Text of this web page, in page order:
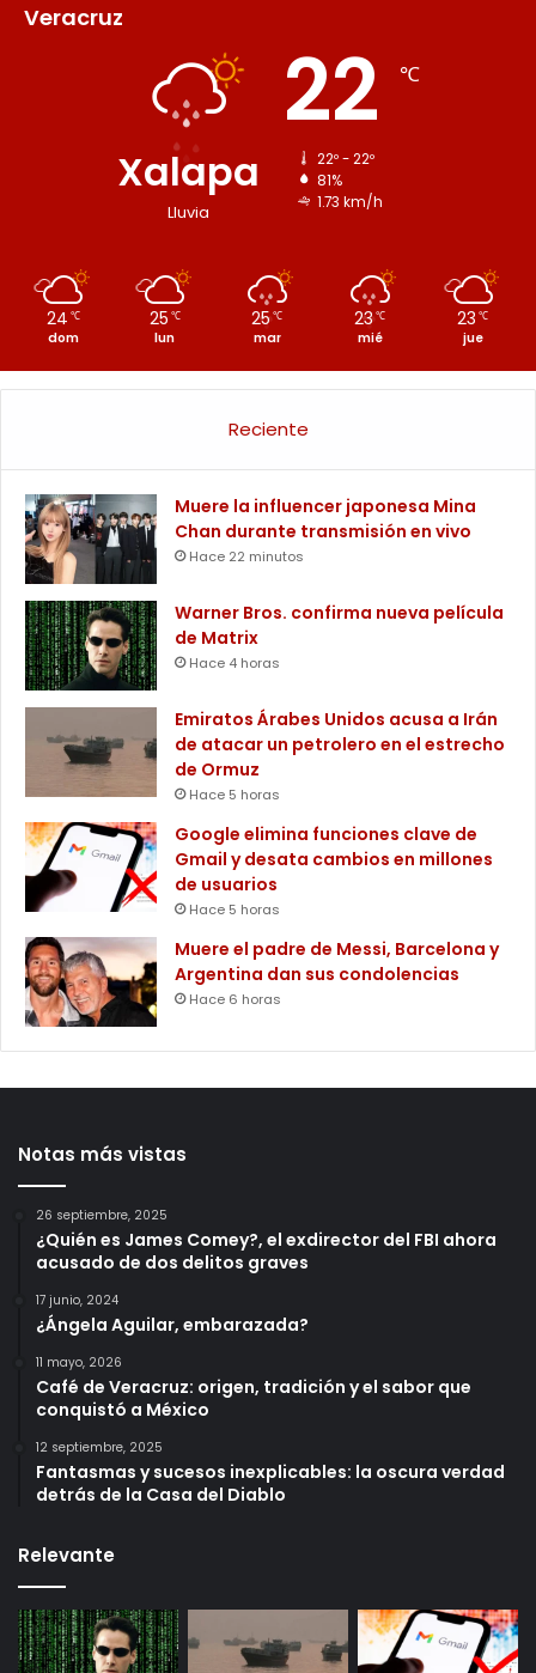
Veracruz
Xalapa
Lluvia
22 ℃
22º - 22º
81%
1.73 km/h
24 ℃
dom
25 ℃
lun
25℃
mar
23℃
mié
23 ℃
jue
Reciente
Muere la influencer japonesa Mina
Chan durante transmisión en vivo
Hace 22 minutos
Warner Bros. confirma nueva película
de Matrix
Hace 4 horas
Emiratos Árabes Unidos acusa a Irán
de atacar un petrolero en el estrecho
de Ormuz
Hace 5 horas
Google elimina funciones clave de
Gmail y desata cambios en millones
de usuarios
Hace 5 horas
Muere el padre de Messi, Barcelona y
Argentina dan sus condolencias
Hace 6 horas
Notas más vistas
26 septiembre, 2025
¿Quién es James Comey?, el exdirector del FBI ahora
acusado de dos delitos graves
17 junio, 2024
¿Ángela Aguilar, embarazada?
11 mayo, 2026
Café de Veracruz: origen, tradición y el sabor que
conquistó a México
12 septiembre, 2025
Fantasmas y sucesos inexplicables: la oscura verdad
detrás de la Casa del Diablo
Relevante